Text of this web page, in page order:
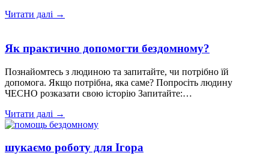
Читати далі →
Як практично допомогти бездомному?
Познайомтесь з людиною та запитайте, чи потрібно їй
допомога. Якщо потрібна, яка саме? Попросіть людину
ЧЕСНО розказати свою історію Запитайте:…
Читати далі →
шукаємо роботу для Ігора